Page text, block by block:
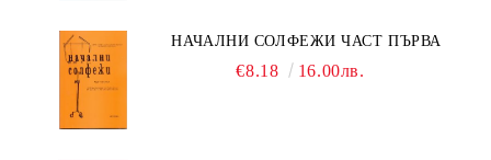
НАЧАЛНИ СОЛФЕЖИ ЧАСТ ПЪРВА
€8.18 16.00лв.